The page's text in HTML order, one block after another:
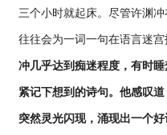
三个小时就起床。尽管许渊
往往会为一词一句在语言迷宫
冲几乎达到痴迷程度，有时
紧记下想到的诗句。他感叹
突然灵光闪现，涌现出一个